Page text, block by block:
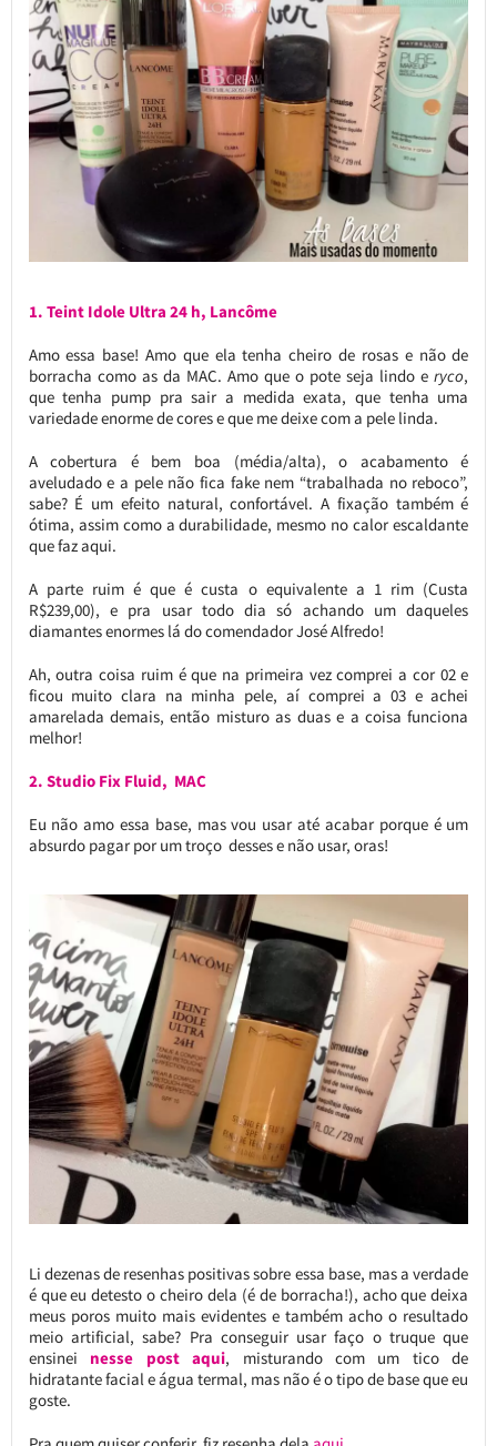
1. Teint Idole Ultra 24 h, Lancôme
Amo essa base! Amo que ela tenha cheiro de rosas e não de
borracha como as da MAC. Amo que o pote seja lindo e ryco,
que tenha pump pra sair a medida exata, que tenha uma
variedade enorme de cores e que me deixe com a pele linda.
A cobertura é bem boa (média/alta), o acabamento é
aveludado e a pele não fica fake nem “trabalhada no reboco”,
sabe? É um efeito natural, confortável. A fixação também é
ótima, assim como a durabilidade, mesmo no calor escaldante
que faz aqui.
A parte ruim é que é custa o equivalente a 1 rim (Custa
R$239,00), e pra usar todo dia só achando um daqueles
diamantes enormes lá do comendador José Alfredo!
Ah, outra coisa ruim é que na primeira vez comprei a cor 02 e
ficou muito clara na minha pele, aí comprei a 03 e achei
amarelada demais, então misturo as duas e a coisa funciona
melhor!
2. Studio Fix Fluid, MAC
Eu não amo essa base, mas vou usar até acabar porque é um
absurdo pagar por um troço desses e não usar, oras!
Li dezenas de resenhas positivas sobre essa base, mas a verdade
é que eu detesto o cheiro dela (é de borracha!), acho que deixa
meus poros muito mais evidentes e também acho o resultado
meio artificial, sabe? Pra conseguir usar faço o truque que
ensinei nesse post aqui, misturando com um tico de
hidratante facial e água termal, mas não é o tipo de base que eu
goste.